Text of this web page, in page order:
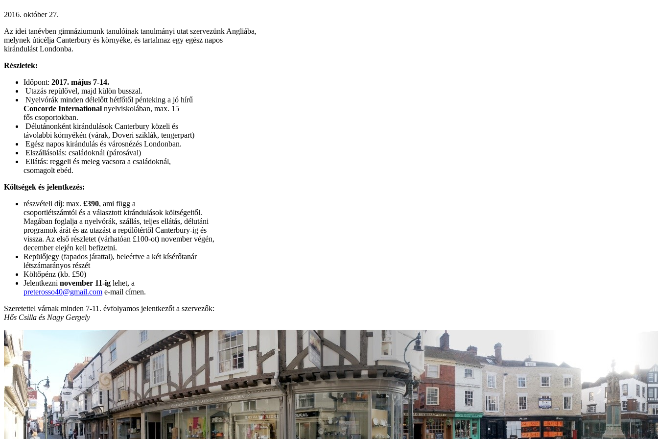
2016. október 27.
Az idei tanévben gimnáziumunk tanulóinak tanulmányi utat szervezünk Angliába,
melynek úticélja Canterbury és környéke, és tartalmaz egy egész napos
kirándulást Londonba.
Részletek:
Időpont: 2017. május 7-14.
Utazás repülővel, majd külön busszal.
Nyelvórák minden délelőtt hétfőtől pénteking a jó hírű
Concorde International nyelviskolában, max. 15
fős csoportokban.
Délutánonként kirándulások Canterbury közeli és
távolabbi környékén (várak, Doveri sziklák, tengerpart)
Egész napos kirándulás és városnézés Londonban.
Elszállásolás: családoknál (párosával)
Ellátás: reggeli és meleg vacsora a családoknál,
csomagolt ebéd.
Költségek és jelentkezés:
részvételi díj: max. £390, ami függ a
csoportlétszámtól és a választott kirándulások költségeitől.
Magában foglalja a nyelvórák, szállás, teljes ellátás, délutáni
programok árát és az utazást a repülőtértől Canterbury-ig és
vissza. Az első részletet (várhatóan £100-ot) november végén,
december elején kell befizetni.
Repülőjegy (fapados járattal), beleértve a két kísérőtanár
létszámarányos részét
Költőpénz (kb. £50)
Jelentkezni november 11-ig lehet, a
preterosso40@gmail.com e-mail címen.
Szeretettel várnak minden 7-11. évfolyamos jelentkezőt a szervezők:
Hős Csilla és Nagy Gergely